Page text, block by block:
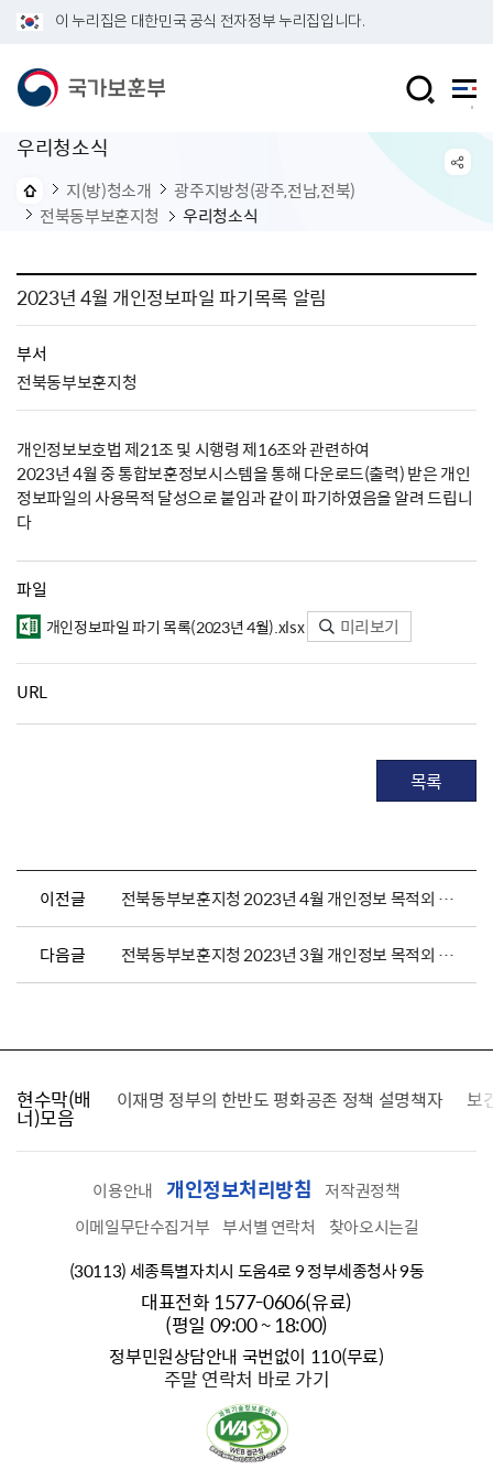
이 누리집은 대한민국 공식 전자정부 누리집입니다.
우리청소식
지(방)청소개
광주지방청(광주,전남,전북)
전북동부보훈지청
우리청소식
2023년 4월 개인정보파일 파기목록 알림
부서
전북동부보훈지청
개인정보보호법 제21조 및 시행령 제16조와 관련하여
2023년 4월 중 통합보훈정보시스템을 통해 다운로드(출력) 받은 개인
정보파일의 사용목적 달성으로 붙임과 같이 파기하였음을 알려 드립니
다
파일
개인정보파일 파기 목록(2023년 4월).xlsx 미리보기
URL
목록
이전글 전북동부보훈지청 2023년 4월 개인정보 목적외 이용 및 제3자 제공 현황 안내
다음글 전북동부보훈지청 2023년 3월 개인정보 목적외 이용 및 제3자 제공 현황 안내
현수막(배
너)모음
찾습니다 이재명 정부의 한반도 평화공존 정책 설명책자 보
이용안내 개인정보처리방침
저작권정책
이메일무단수집거부 부서별 연락처
찾아오시는길
(30113) 세종특별자치시 도움4로 9 정부세종청사 9동
대표전화 1577-0606(유료)
(평일 09:00 ~ 18:00)
정부민원상담안내 국번없이 110(무료)
주말 연락처 바로 가기